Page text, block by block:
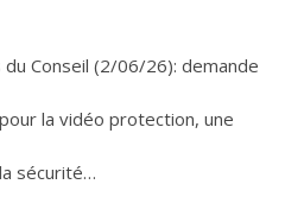
du Conseil (2/06/26): demande
la vidéo protection, une
sécurité…